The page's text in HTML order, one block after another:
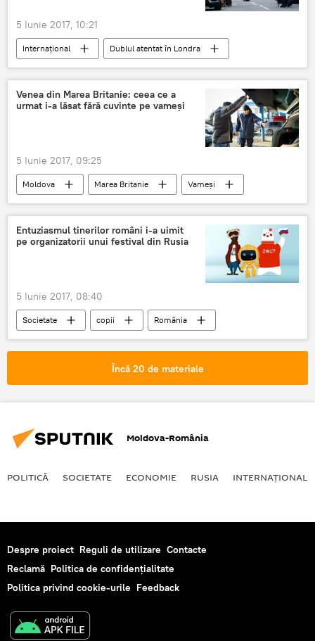
5 Iunie 2017, 10:21
Internaţional
Dublul atentat în Londra
Moldova
Mircea Badea Atac terorist
Venea din Marea Britanie: ceea ce a
urmat i-a lăsat fără cuvinte pe vameși
5 Iunie 2017, 09:25
Moldova Marea Britanie Vameși
Entuziasmul tinerilor români i-a uimit
pe organizatorii unui festival din Rusia
5 Iunie 2017, 08:40
Societate copii
România
Rusia
Români
Încă 20 de materiale
Moldova-România
POLITICĂ SOCIETATE ECONOMIE RUSIA INTERNAŢIONAL
Despre proiect Reguli de utilizare Contacte
Reclamă Politica de confidențialitate
Politica privind cookie-urile Feedback